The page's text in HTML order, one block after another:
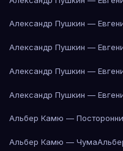
Александр Пушкин —
Александр Пушкин —
Александр Пушкин —
Александр Пушкин —
Альбер Камю —
Альбер Камю — Чума